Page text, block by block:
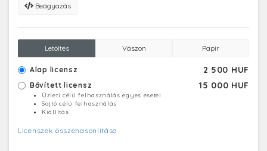
Beágyazás
Letöltés Vászon Papír
Alap licensz 2 500 HUF
Bővített licensz 15 000 HUF
Üzleti célú felhasználás egyes esetei
Sajtó célú felhasználás
Kiállítás
Licenszek összehasonlítása